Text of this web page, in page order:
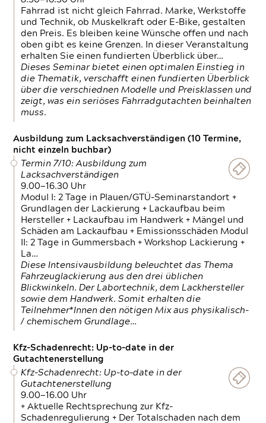
Fahrrad ist nicht gleich Fahrrad. Marke, Werkstoffe
und Technik, ob Muskelkraft oder E-Bike, gestalten
den Preis. Es bleiben keine Wünsche offen und nach
oben gibt es keine Grenzen. In dieser Veranstaltung
erhalten Sie einen fundierten Überblick über…
Dieses Seminar bietet einen optimalen Einstieg in
die Thematik, verschafft einen fundierten Überblick
über die verschiednen Modelle und Preisklassen und
zeigt, was ein seriöses Fahrradgutachten beinhalten
muss.
Ausbildung zum Lacksachverständigen (10 Termine,
nicht einzeln buchbar)
Termin 7/10: Ausbildung zum
Lacksachverständigen
9.00—16.30 Uhr
Modul I: 2 Tage in Plauen/GTÜ-Seminarstandort +
Grundlagen der Lackierung + Lackaufbau beim
Hersteller + Lackaufbau im Handwerk + Mängel und
Schäden am Lackaufbau + Emissionsschäden Modul
II: 2 Tage in Gummersbach + Workshop Lackierung +
La…
Diese Intensivausbildung beleuchtet das Thema
Fahrzeuglackierung aus den drei üblichen
Blickwinkeln. Der Labortechnik, dem Lackhersteller
sowie dem Handwerk. Somit erhalten die
Teilnehmer*Innen den nötigen Mix aus physikalisch-
/ chemischem Grundlage…
Kfz-Schadenrecht: Up-to-date in der
Gutachtenerstellung
Kfz-Schadenrecht: Up-to-date in der
Gutachtenerstellung
9.00—16.00 Uhr
+ Aktuelle Rechtsprechung zur Kfz-
Schadenregulierung + Der Totalschaden nach dem